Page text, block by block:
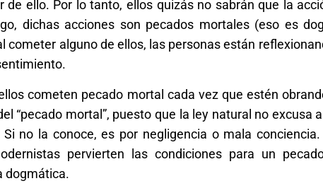
de ello. Por lo tanto, ellos quizás no sabrán que la
dichas acciones son pecados mortales (eso es
cometer alguno de ellos, las personas están
cometen pecado mortal cada vez que estén
“pecado mortal”, puesto que la ley natural no excusa
Si no la conoce, es por negligencia o mala
pervierten las condiciones para un
dogmática.